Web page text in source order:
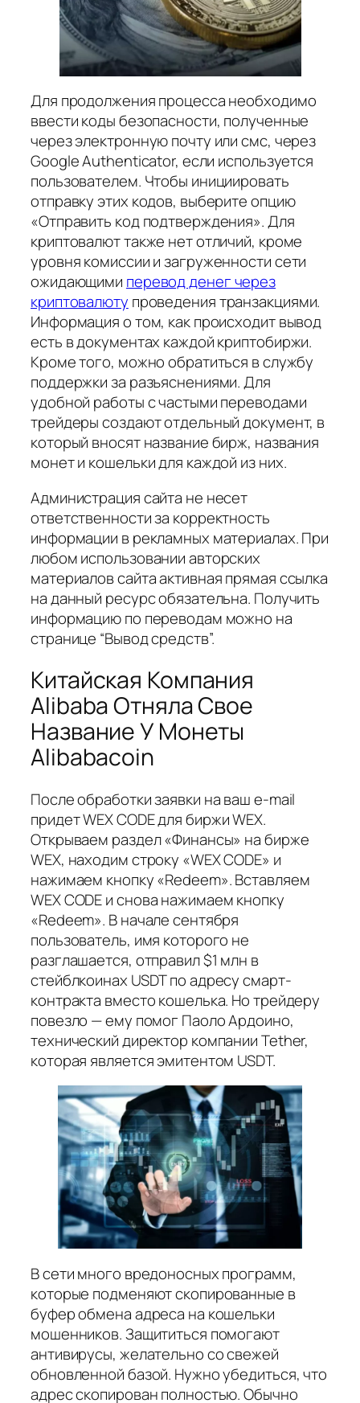
Для продолжения процесса необходимо
ввести коды безопасности, полученные
через электронную почту или смс, через
Google Authenticator, если используется
пользователем. Чтобы инициировать
отправку этих кодов, выберите опцию
«Отправить код подтверждения». Для
криптовалют также нет отличий, кроме
уровня комиссии и загруженности сети
ожидающими перевод денег через
криптовалюту проведения транзакциями.
Информация о том, как происходит вывод
есть в документах каждой криптобиржи.
Кроме того, можно обратиться в службу
поддержки за разъяснениями. Для
удобной работы с частыми переводами
трейдеры создают отдельный документ, в
который вносят название бирж, названия
монет и кошельки для каждой из них.
Администрация сайта не несет
ответственности за корректность
информации в рекламных материалах. При
любом использовании авторских
материалов сайта активная прямая ссылка
на данный ресурс обязательна. Получить
информацию по переводам можно на
странице “Вывод средств”.
Китайская Компания
Alibaba Отняла Свое
Название У Монеты
Alibabacoin
После обработки заявки на ваш e-mail
придет WEX CODE для биржи WEX.
Открываем раздел «Финансы» на бирже
WEX, находим строку «WEX CODE» и
нажимаем кнопку «Redeem». Вставляем
WEX CODE и снова нажимаем кнопку
«Redeem». В начале сентября
пользователь, имя которого не
разглашается, отправил $1 млн в
стейблкоинах USDT по адресу смарт-
контракта вместо кошелька. Но трейдеру
повезло — ему помог Паоло Ардоино,
технический директор компании Tether,
которая является эмитентом USDT.
В сети много вредоносных программ,
которые подменяют скопированные в
буфер обмена адреса на кошельки
мошенников. Защититься помогают
антивирусы, желательно со свежей
обновленной базой. Нужно убедиться, что
адрес скопирован полностью. Обычно